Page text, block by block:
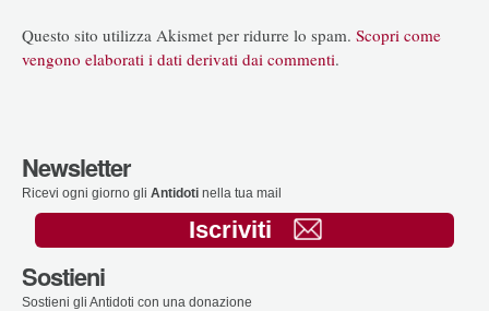
Questo sito utilizza Akismet per ridurre lo spam. Scopri come
vengono elaborati i dati derivati dai commenti.
Newsletter
Ricevi ogni giorno gli Antidoti nella tua mail
Iscriviti
Sostieni
Sostieni gli Antidoti con una donazione